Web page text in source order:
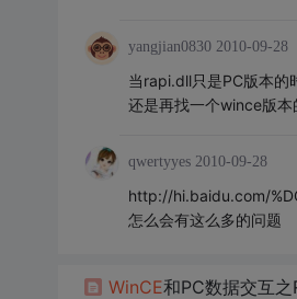
yangjian0830 2010-09-28
当rapi.dll只是PC版本的
还是再找一个wince版
qwertyyes 2010-09-28
http://hi.baidu.com/
怎么会有这么多的问题
WinCE和PC数据交互之